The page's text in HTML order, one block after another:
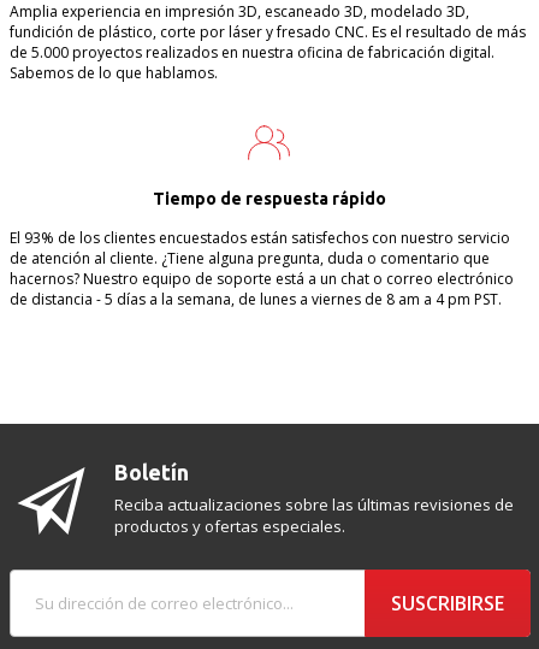
Amplia experiencia en impresión 3D, escaneado 3D, modelado 3D,
fundición de plástico, corte por láser y fresado CNC. Es el resultado de más
de 5.000 proyectos realizados en nuestra oficina de fabricación digital.
Sabemos de lo que hablamos.
Tiempo de respuesta rápido
El 93% de los clientes encuestados están satisfechos con nuestro servicio
de atención al cliente. ¿Tiene alguna pregunta, duda o comentario que
hacernos? Nuestro equipo de soporte está a un chat o correo electrónico
de distancia - 5 días a la semana, de lunes a viernes de 8 am a 4 pm PST.
Boletín
Reciba actualizaciones sobre las últimas revisiones de
productos y ofertas especiales.
SUSCRIBIRSE